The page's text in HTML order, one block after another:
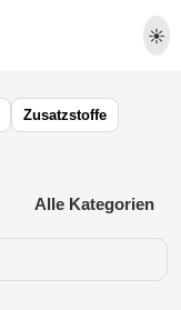
☀️
Zusatzstoffe
Alle Kategorien